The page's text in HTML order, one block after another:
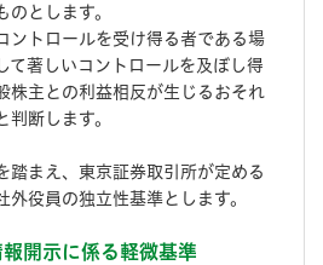
とします。
ントロールを受け得る者である場
て著しいコントロールを及ぼし得
株主との利益相反が生じるおそれ
断します。
踏まえ、東京証券取引所が定める
役員の独⽴性基準とします。
開示に係る軽微基準